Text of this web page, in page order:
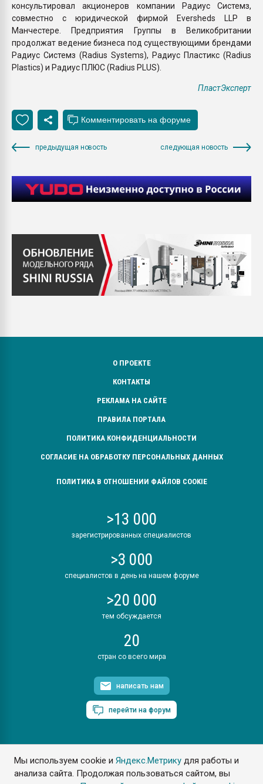
Мы используем cookie иЯндекс.Метрику для работы и
анализа сайта. Продолжая пользоваться сайтом, вы
консультировал акционеров компании Радиус Системз,
совместно с юридической фирмой Eversheds LLP в
Манчестере. Предприятия Группы в Великобритании
продолжат ведение бизнеса под существующими брендами
Радиус Системз (Radius Systems), Радиус Пластикс (Radius
Plastics) и Радиус ПЛЮС (Radius PLUS).
ПластЭксперт
предыдущая новость следующая новость
О ПРОЕКТЕ
КОНТАКТЫ
РЕКЛАМА НА САЙТЕ
ПРАВИЛА ПОРТАЛА
ПОЛИТИКА КОНФИДЕНЦИАЛЬНОСТИ
СОГЛАСИЕ НА ОБРАБОТКУ ПЕРСОНАЛЬНЫХ ДАННЫХ
ПОЛИТИКА В ОТНОШЕНИИ ФАЙЛОВ COOKIE
>13 000
зарегистрированных специалистов
>3 000
специалистов в день на нашем форуме
>20 000
тем обсуждается
20
стран со всего мира
написать нам
перейти на форум
ПластЭксперт © 2006. Все права защищены
Разрешается копирование материалов сайта с обязательной